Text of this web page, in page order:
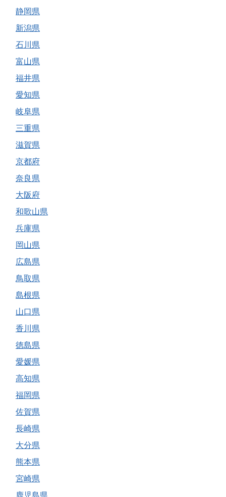
静岡県
新潟県
石川県
富山県
福井県
愛知県
岐阜県
三重県
滋賀県
京都府
奈良県
大阪府
和歌山県
兵庫県
岡山県
広島県
鳥取県
島根県
山口県
香川県
徳島県
愛媛県
高知県
福岡県
佐賀県
長崎県
大分県
熊本県
宮崎県
鹿児島県